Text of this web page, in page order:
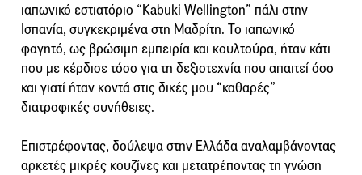
ιαπωνικό εστιατόριο “Kabuki Wellington” πάλι στην
Ισπανία, συγκεκριμένα στη Μαδρίτη. Το ιαπωνικό
φαγητό, ως βρώσιμη εμπειρία και κουλτούρα, ήταν κάτι
που με κέρδισε τόσο για τη δεξιοτεχνία που απαιτεί όσο
και γιατί ήταν κοντά στις δικές μου “καθαρές”
διατροφικές συνήθειες.
Επιστρέφοντας, δούλεψα στην Ελλάδα αναλαμβάνοντας
αρκετές μικρές κουζίνες και μετατρέποντας τη γνώση